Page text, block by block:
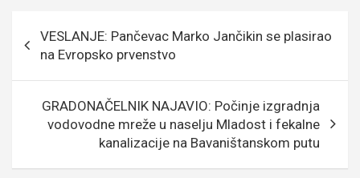
o
o
k
e
g
er
A
p
p
чланка
VESLANJE: Pančevac Marko Jančikin se plasirao
na Evropsko prvenstvo
GRADONAČELNIK NAJAVIO: Počinje izgradnja
vodovodne mreže u naselju Mladost i fekalne
kanalizacije na Bavaništanskom putu